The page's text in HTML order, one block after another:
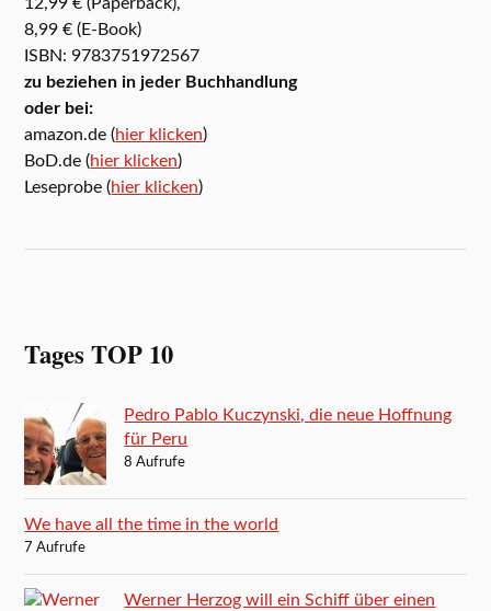
8,99 € (E-Book)
ISBN: 9783751972567
zu beziehen in jeder Buchhandlung
oder bei:
amazon.de (hier klicken)
BoD.de (hier klicken)
Leseprobe (hier klicken)
Tages TOP 10
Pedro Pablo Kuczynski, die neue Hoffnung
für Peru
8 Aufrufe
We have all the time in the world
7 Aufrufe
Werner Herzog will ein Schiff über einen